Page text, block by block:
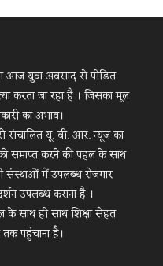
आज युवा अवसाद से पीडित
करता जा रहा है । जिसका मूल
का अभाव।
संचालित यू. वी. आर. न्यूज का
समाप्त करने की पहल के साथ
संस्थाओं में उपलब्ध रोजगार
उपलब्ध कराना है ।
के साथ ही साथ शिक्षा सेहत
पहुंचाना है।